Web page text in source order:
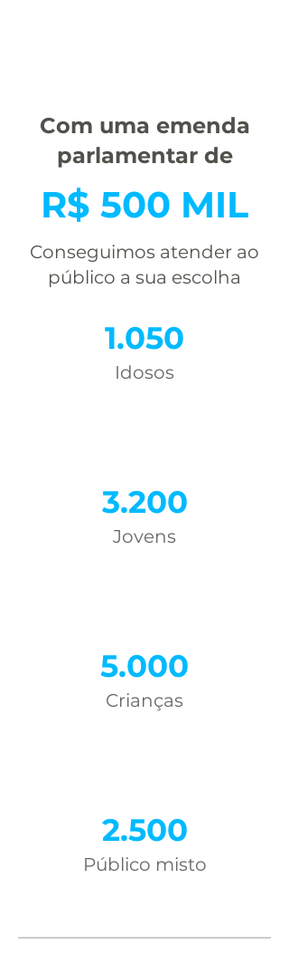
Com uma emenda
parlamentar de
R$ 500 MIL
Conseguimos atender ao
público a sua escolha
1.050
Idosos
3.200
Jovens
5.000
Crianças
2.500
Público misto